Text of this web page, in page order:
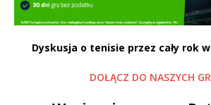
Dyskusja o tenisie przez cały rok
DOŁĄCZ DO NASZYCH